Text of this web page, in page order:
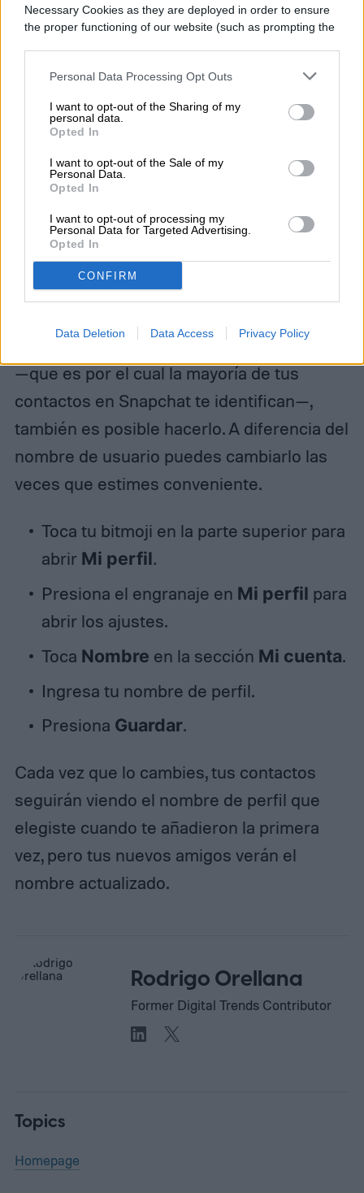
Necessary Cookies as they are deployed in order to ensure
the proper functioning of our website (such as prompting the
Personal Data Processing Opt Outs
I want to opt-out of the Sharing of my
personal data.
Opted In
I want to opt-out of the Sale of my
Personal Data.
Opted In
I want to opt-out of processing my
Personal Data for Targeted Advertising.
Opted In
CONFIRM
Data Deletion Data Access Privacy Policy
Este es tu nombre de perfil en Snapchat.
permiso del titular de los derechos de autor
Si solo quieres cambiar tu nombre de perfil
—que es por el cual la mayoría de tus
contactos en Snapchat te identifican—,
también es posible hacerlo. A diferencia del
nombre de usuario puedes cambiarlo las
veces que estimes conveniente.
Toca tu bitmoji en la parte superior para
abrir Mi perfil.
Presiona el engranaje en Mi perfil para
abrir los ajustes.
Toca Nombre en la sección Mi cuenta.
Ingresa tu nombre de perfil.
Presiona Guardar.
Cada vez que lo cambies, tus contactos
seguirán viendo el nombre de perfil que
elegiste cuando te añadieron la primera
vez, pero tus nuevos amigos verán el
nombre actualizado.
Rodrigo Orellana
Former Digital Trends Contributor
Topics
Homepage